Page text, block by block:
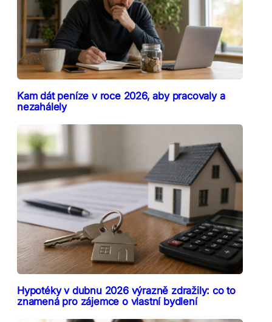
Kam dát peníze v roce 2026, aby pracovaly a
nezahálely
Hypotéky v dubnu 2026 výrazně zdražily: co to
znamená pro zájemce o vlastní bydlení